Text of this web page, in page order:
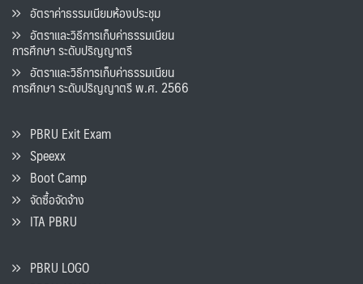
อัตราค่าธรรมเนียมห้องประชุม
อัตราและวิธีการเก็บค่าธรรมเนียน
การศึกษา ระดับปริญญาตรี
อัตราและวิธีการเก็บค่าธรรมเนียน
การศึกษา ระดับปริญญาตรี พ.ศ. 2566
PBRU Exit Exam
Speexx
Boot Camp
จัดซื้อจัดจ้าง
ITA PBRU
PBRU LOGO